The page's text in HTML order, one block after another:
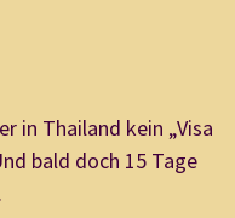
in Thailand kein „Visa
bald doch 15 Tage